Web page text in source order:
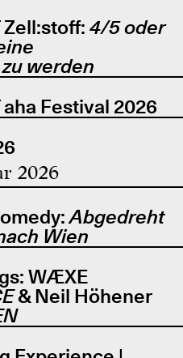
Zell:stoff: 4/5 oder
werden
Festival 2026
2026
Abgedreht
Wien
WÆXE
& Neil Höhener